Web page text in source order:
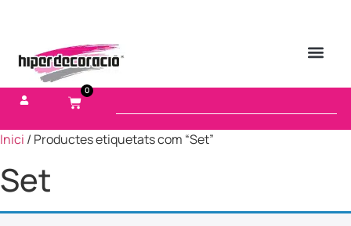
0
Inici / Productes etiquetats com “Set”
Set